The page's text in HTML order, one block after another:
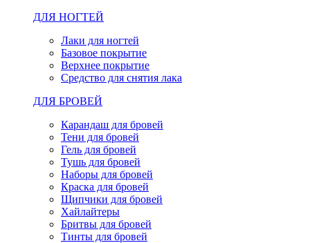
ДЛЯ НОГТЕЙ
Лаки для ногтей
Базовое покрытие
Верхнее покрытие
Средство для снятия лака
ДЛЯ БРОВЕЙ
Карандаш для бровей
Тени для бровей
Гель для бровей
Тушь для бровей
Наборы для бровей
Краска для бровей
Щипчики для бровей
Хайлайтеры
Бритвы для бровей
Тинты для бровей